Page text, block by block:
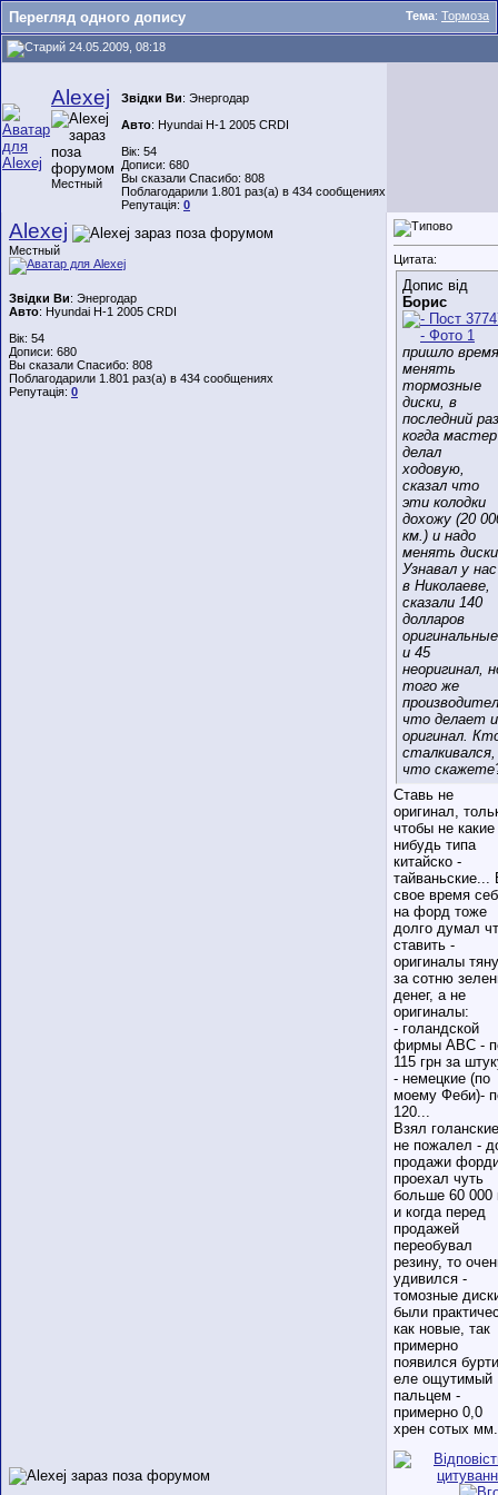
Тема: Тормоза
Перегляд одного допису
24.05.2009, 08:18
Alexej
Местный
Звідки Ви: Энергодар
Авто: Hyundai H-1 2005 CRDI
Вік: 54
Дописи: 680
Вы сказали Спасибо: 808
Поблагодарили 1.801 раз(а) в 434 сообщениях
Репутація: 0
Alexej
Местный
Звідки Ви: Энергодар
Авто: Hyundai H-1 2005 CRDI
Вік: 54
Дописи: 680
Вы сказали Спасибо: 808
Поблагодарили 1.801 раз(а) в 434 сообщениях
Репутація: 0
Цитата:
Допис від
Борис
пришло время
менять
тормозные
диски, в
последний
когда мастер
делал
ходовую,
сказал что
эти колодки
дохожу (20
км.) и надо
менять
Узнавал у нас
в Николаеве,
сказали 140
долларов
и 45
неоригинал,
того же
что делает и
оригинал.
сталкивался,
что
Ставь не
оригинал,
чтобы не какие
нибудь типа
китайско -
тайваньские...
свое время
на форд тоже
долго думал
ставить -
оригиналы
за сотню
денег, а не
оригиналы:
- голандской
фирмы АВС -
115 грн за
- немецкие (по
моему Феби)-
120...
Взял
не пожалел -
продажи
проехал чуть
больше 60 000
и когда перед
продажей
переобувал
резину, то
удивился -
томозные
были
как новые, так
примерно
появился
еле ощутимый
пальцем -
примерно 0,0
хрен сотых